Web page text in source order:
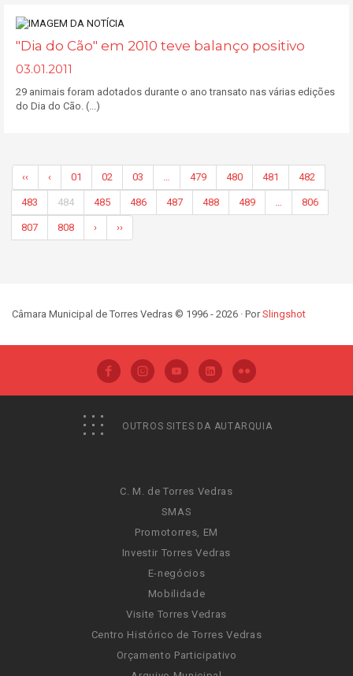
"Dia do Cão" em 2010 teve balanço positivo
03.01.2011
29 animais foram adotados durante o ano transato nas várias edições
do Dia do Cão. (...)
‹‹ ‹ 01 02 03 … 479 480 481 482
483 484 485 486 487 488 489 … 806
807 808 › ››
Câmara Municipal de Torres Vedras © 1996 - 2026 · PorSlingshot
OUTROS SITES DA AUTARQUIA
C. M. de Torres Vedras
SMAS
Promotorres, EM
Investir Torres Vedras
E-negócios
Mobilidade
Visite Torres Vedras
Centro Histórico de Torres Vedras
Orçamento Participativo